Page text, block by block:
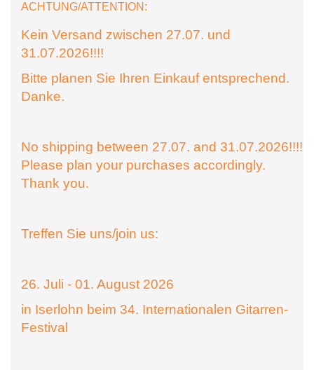
ACHTUNG/ATTENTION:
Kein Versand zwischen 27.07. und
31.07.2026!!!!
Bitte planen Sie Ihren Einkauf entsprechend.
Danke.
No shipping between 27.07. and 31.07.2026!!!!
Please plan your purchases accordingly.
Thank you.
Treffen Sie uns/join us:
26. Juli - 01. August 2026
in Iserlohn beim 34. Internationalen Gitarren-
Festival